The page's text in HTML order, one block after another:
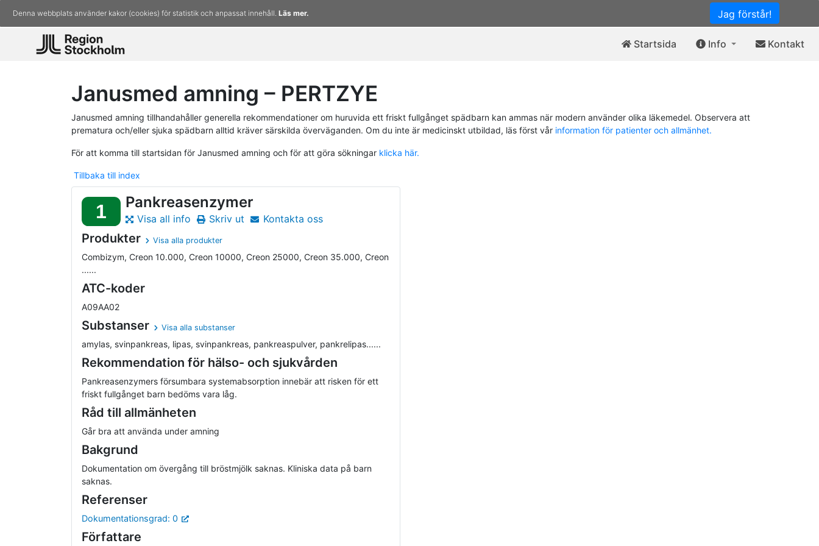
Jag förstår!
Denna webbplats använder kakor (cookies) för statistik och anpassat innehåll. Läs mer.
Startsida Info Kontakt
Janusmed amning – PERTZYE
Janusmed amning tillhandahåller generella rekommendationer om huruvida ett friskt fullgånget spädbarn kan ammas när modern använder olika läkemedel. Observera att
prematura och/eller sjuka spädbarn alltid kräver särskilda överväganden. Om du inte är medicinskt utbildad, läs först vår information för patienter och allmänhet.
För att komma till startsidan för Janusmed amning och för att göra sökningar klicka här.
Tillbaka till index
1 Pankreasenzymer
Visa all info Skriv ut Kontakta oss
Produkter Visa alla produkter
Combizym, Creon 10.000, Creon 10000, Creon 25000, Creon 35.000, Creon
......
ATC-koder
A09AA02
Substanser Visa alla substanser
amylas, svinpankreas, lipas, svinpankreas, pankreaspulver, pankrelipas......
Rekommendation för hälso- och sjukvården
Pankreasenzymers försumbara systemabsorption innebär att risken för ett
friskt fullgånget barn bedöms vara låg.
Råd till allmänheten
Går bra att använda under amning
Bakgrund
Dokumentation om övergång till bröstmjölk saknas. Kliniska data på barn
saknas.
Referenser
Dokumentationsgrad: 0
Författare